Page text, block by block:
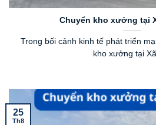
Chuyển kho xưởng tại
Trong bối cảnh kinh tế phát triển
kho xưởng tại
25
Th8